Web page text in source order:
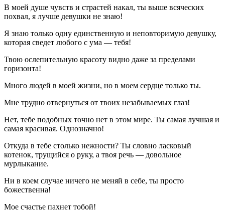
В моей душе чувств и страстей накал, ты выше всяческих
похвал, я лучше девушки не знаю!
Я знаю только одну единственную и неповторимую девушку,
которая сведет любого с ума — тебя!
Твою ослепительную красоту видно даже за пределами
горизонта!
Много людей в моей жизни, но в моем сердце только ты.
Мне трудно отвернуться от твоих незабываемых глаз!
Нет, тебе подобных точно нет в этом мире. Ты самая лучшая и
самая красивая. Однозначно!
Откуда в тебе столько нежности? Ты словно ласковый
котенок, трущийся о руку, а твоя речь — довольное
мурлыкание.
Ни в коем случае ничего не меняй в себе, ты просто
божественна!
Мое счастье пахнет тобой!